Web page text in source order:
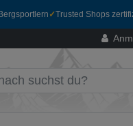
✓Trusted Shops